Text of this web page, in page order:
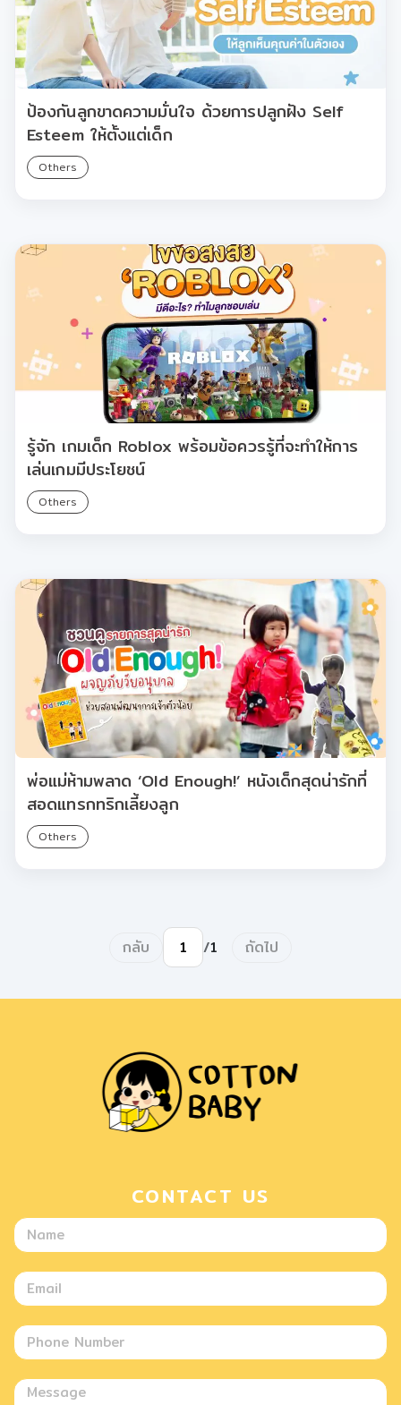
ป้องกันลูกขาดความมั่นใจ ด้วยการปลูกฝัง Self
Esteem ให้ตั้งแต่เด็ก
Others
รู้จัก เกมเด็ก Roblox พร้อมข้อควรรู้ที่จะทำให้การ
เล่นเกมมีประโยชน์
Others
พ่อแม่ห้ามพลาด ‘Old Enough!’ หนังเด็กสุดน่ารักที่
สอดแทรกทริกเลี้ยงลูก
Others
กลับ ไปยังหน้า
/1 ถัดไป
CONTACT US